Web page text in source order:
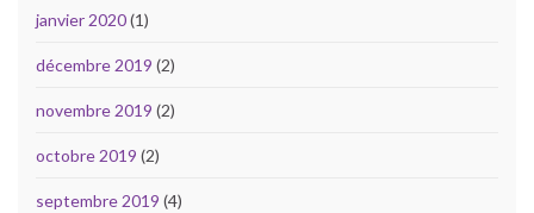
janvier 2020(1)
décembre 2019 (2)
novembre 2019 (2)
octobre 2019 (2)
septembre 2019 (4)